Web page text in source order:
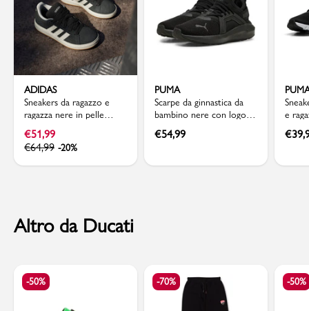
ADIDAS
Sneakers da ragazzo e
ragazza nere in pelle
effetto scamosciato
adidas Grand Court 00s
€51,99
€64,99 -20%
PUMA
Scarpe da ginnastica da
bambino nere con logo
Puma Enzo Softride 5
€54,99
e
Lite
€
Altro da Ducati
-50% -70% -50%